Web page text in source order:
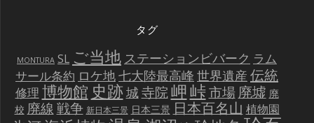
タグ
MONTURA SL ご当地 ステーションビバーク ラム
サール条約 ロケ地七大陸最高峰 世界遺産 伝統
修理 博物館 史跡城寺院岬峠市場 廃墟 廃
校 廃線戦争 新日本三景 日本三景 日本百名山 植物園